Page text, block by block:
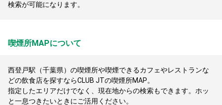
検索が可能になります。
喫煙所MAPについて
西登戸駅（千葉県）の喫煙所や喫煙できるカフェやレストランな
どの飲食店を探すならCLUB JTの喫煙所MAP。
指定したエリアだけでなく、現在地からの検索もできます。ホッ
と一息つきたいときにご活用ください。